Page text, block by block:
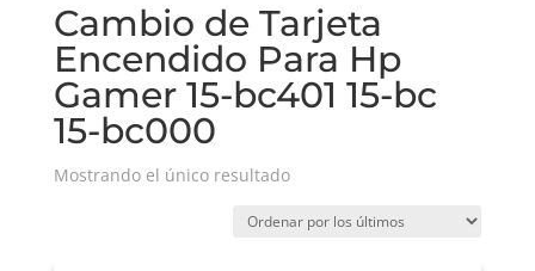
Cambio de Tarjeta
Encendido Para Hp
Gamer 15-bc401 15-bc
15-bc000
Mostrando el único resultado